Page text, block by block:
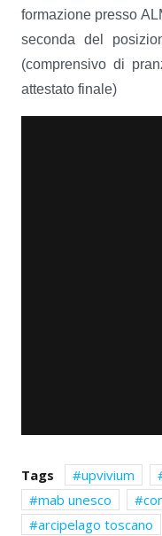
formazione presso
seconda del
(comprensivo di
attestato finale)
Tags upvivium
mab unesco
arcipelago toscano